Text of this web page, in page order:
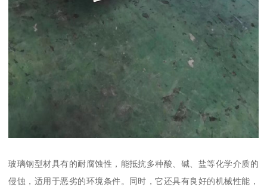
玻璃钢型材具有的耐腐蚀性，能抵抗多种酸、碱、盐等化学介质的
侵蚀，适用于恶劣的环境条件。同时，它还具有良好的机械性能，